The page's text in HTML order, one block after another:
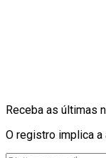
Receba as últimas
O registro implica a